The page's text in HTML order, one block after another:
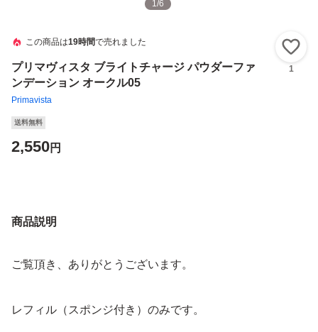
1/6
この商品は19時間で売れました
プリマヴィスタ ブライトチャージ パウダーファ
ンデーション オークル05
Primavista
1
送料無料
2,550円
商品説明
ご覧頂き、ありがとうございます。
レフィル（スポンジ付き）のみです。